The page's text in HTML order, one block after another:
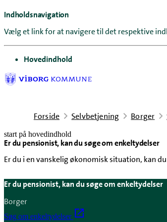
Indholdsnavigation
Vælg et link for at navigere til det respektive
gå til
Hovedindhold
Forside Selvbetjening Borger
start på hovedindhold
Er du pensionist, kan du søge om enkeltydelser
Er du i en vanskelig økonomisk situation, kan
senest opdateret 22. april 2026
Er du pensionist, kan du søge om enkeltydelser
Borger
Søg om enkeltydelser